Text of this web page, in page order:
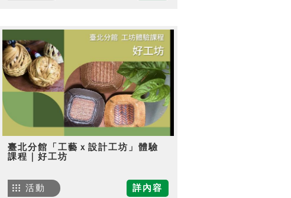
臺北分館「工藝ｘ設計工坊」體驗
課程｜好工坊
詳內容
活動